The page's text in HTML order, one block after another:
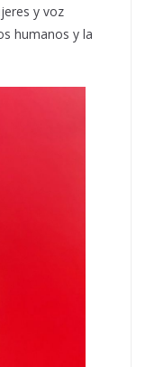
y voz
humanos y la